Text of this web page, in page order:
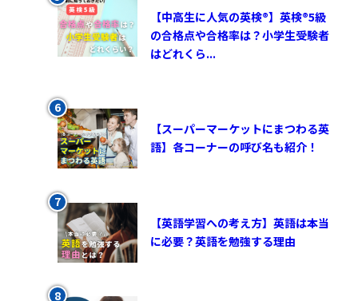
【中高生に人気の英検®︎】英検®︎5級
の合格点や合格率は？小学生受験者
はどれくら...
【スーパーマーケットにまつわる英
語】各コーナーの呼び名も紹介！
【英語学習への考え方】英語は本当
に必要？英語を勉強する理由